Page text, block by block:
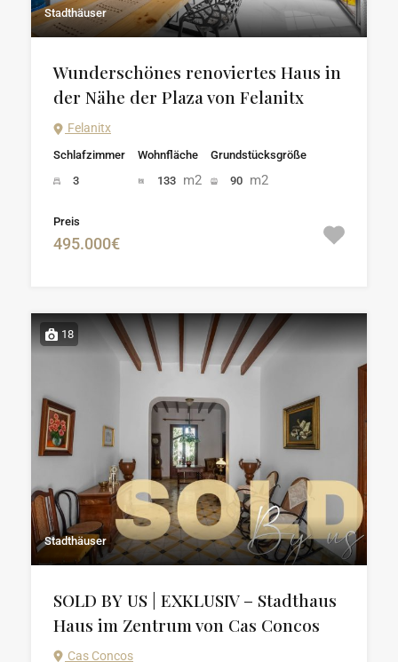
Stadthäuser
Wunderschönes renoviertes Haus in
der Nähe der Plaza von Felanitx
Felanitx
Schlafzimmer
3
Wohnfläche
133 m2
Grundstücksgröße
90 m2
Preis
495.000€
18
Stadthäuser
SOLD BY US | EXKLUSIV – Stadthaus
Haus im Zentrum von Cas Concos
Cas Concos